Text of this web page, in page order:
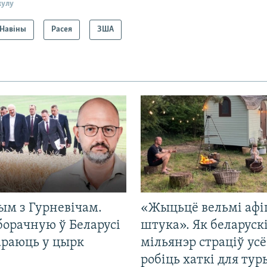
Навіны Расея ЗША
з Гурневічам.
ў Беларусі
у цырк
«Жыцьцё вельмі
штука». Як
мільянэр страціў
робіць хаткі для